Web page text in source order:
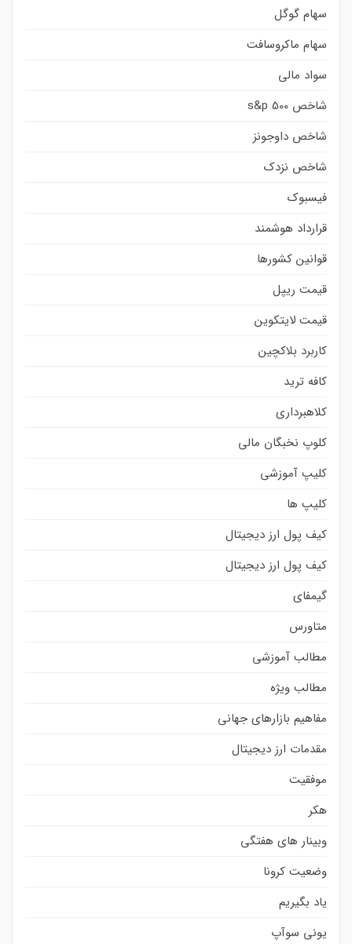
سهام گوگل
سهام ماکروسافت
سواد مالی
شاخص s&p 500
شاخص داوجونز
شاخص نزدک
فیسبوک
قرارداد هوشمند
قوانین کشورها
قیمت ریپل
قیمت لایتکوین
کاربرد بلاکچین
کافه ترید
کلاهبرداری
کلوپ نخبگان مالی
کلیپ آموزشی
کلیپ ها
کیف پول ارز دیجیتال
کیف پول ارز دیجیتال
گیمفای
متاورس
مطالب آموزشی
مطالب ویژه
مفاهیم بازارهای جهانی
مقدمات ارز دیجیتال
موفقیت
هکر
وبینار های هفتگی
وضعیت کرونا
یاد بگیریم
یونی سوآپ